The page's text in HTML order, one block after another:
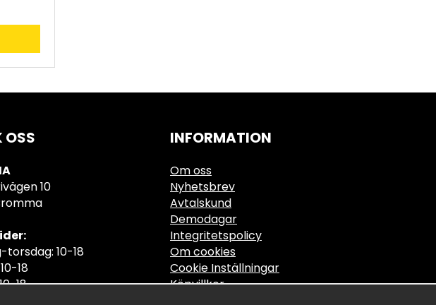
OSS
10
torsdag: 10-18
18
18
INFORMATION
Om oss
Nyhetsbrev
Avtalskund
Demodagar
Integritetspolicy
Om cookies
Cookie Inställningar
Köpvillkor